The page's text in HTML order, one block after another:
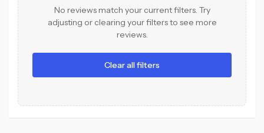
No reviews match your current filters. Try
adjusting or clearing your filters to see more
reviews.
Clear all filters